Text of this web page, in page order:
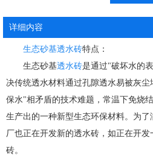
详细内容
生态砂基透水砖特点：
生态砂基透水砖是通过"破坏水的
决传统透水材料通过孔隙透水易被灰
保水"相矛盾的技术难题，常温下免烧
生产出的一种新型生态环保材料。为
厂也正在开发新的透水砖，如正在开
砖。